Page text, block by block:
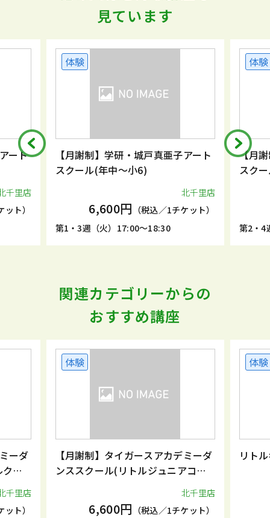
見ています
ート
千里店
ト）
体験
【月謝制】学研・城戸真亜子アート
スクール(年中～小6)
北千里店
6,600円 （税込／1チケット）
第1・3週（火）17:00～18:30
体験
【月
スク
第2・4
関連カテゴリーからの
おすすめ講座
ーダ
ラ
千里店
ト）
体験
【月謝制】タイガースアカデミーダ
ンススクール(リトルジュニアコー
北千里店
6,600円 （税込／1チケット）
体験
リト